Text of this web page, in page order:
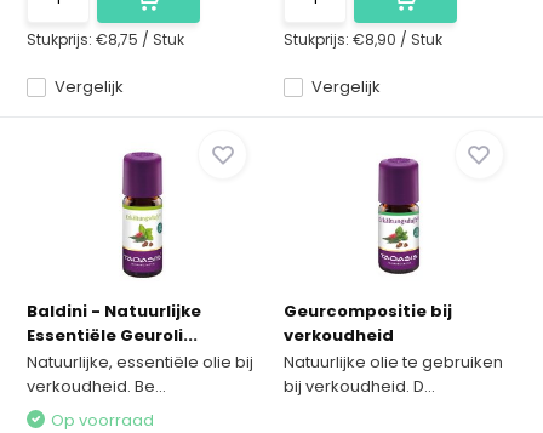
Vergelijk
Stukprijs:€8,75 / Stuk
Vergelijk
Stukprijs: €8,90 / Stuk
Baldini - Natuurlijke
Essentiële Geuroli...
Natuurlijke, essentiële olie bij
verkoudheid. Be...
Op voorraad
Geurcompositie bij
verkoudheid
Natuurlijke olie te gebruiken
bij verkoudheid. D...